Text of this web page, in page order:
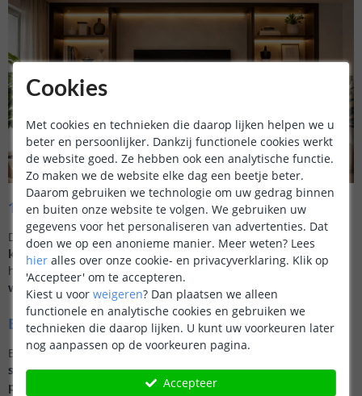
12V of 24V – wat is het verschil?
De juiste keuze hangt af van de lengte. 12V is geschikt voor
kortere toepassingen
. 24V is beter bij langere lengtes, omdat
het licht dan egaler blijft.
Vanaf ongeveer 5 meter adviseren
wij 24V.
Bekijk alle RGBWW COB led strips
Bekijk hierboven het assortiment en kies deRGBWW COB led
stripdie past bij uw toepassing. Zo creëert u eenvoudigegale,
perfect instelbare verlichtingvoor elke situatie.
Cookies
Met cookies en technieken die daarop lijken helpen we u
beter en persoonlijker. Dankzij functionele cookies werkt
de website goed. Ze hebben ook een analytische functie.
Zo maken we de website elke dag een beetje beter.
Daarom gebruiken we technologie om uw gedrag binnen
en buiten onze website te volgen. We gebruiken uw
gegevens voor het personaliseren van advertenties. Dat
doen we op een anonieme manier. Meer weten? Lees
hier alles over onze cookie- en privacyverklaring. Klik op
'Accepteer' om te accepteren.
Kiest u voor weigeren? Dan plaatsen we alleen
functionele en analytische cookies en gebruiken we
technieken die daarop lijken. U kunt uw voorkeuren later
nog aanpassen op de voorkeuren pagina.
Accepteer